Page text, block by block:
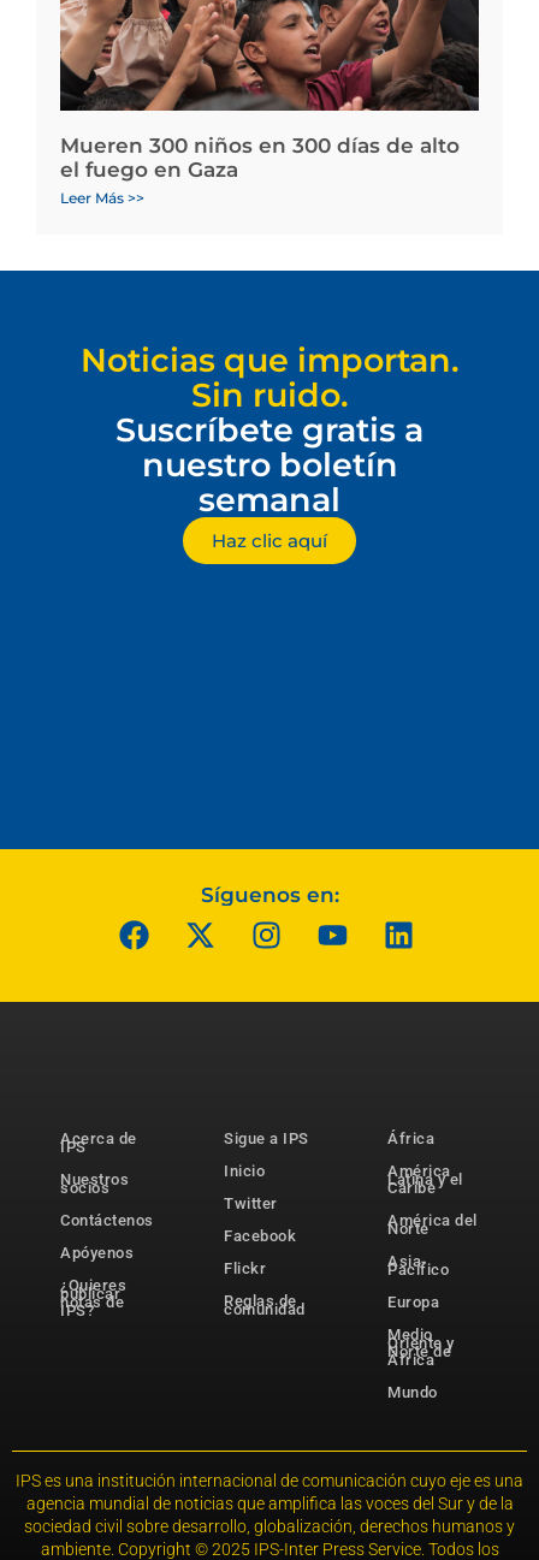
Mueren 300 niños en 300 días de alto
el fuego en Gaza
Leer Más >>
Noticias que importan.
Sin ruido.
Suscríbete gratis a
nuestro boletín
semanal
Haz clic aquí
Síguenos en:
Acerca de
IPS
Nuestros
socios
Contáctenos
Apóyenos
¿Quieres
publicar
notas de
IPS?
Sigue a IPS
Inicio
Twitter
Facebook
Flickr
Reglas de
comunidad
África
América
Latina y el
Caribe
América del
Norte
Asia-
Pacífico
Europa
Medio
Oriente y
Norte de
África
Mundo
IPS es una institución internacional de comunicación cuyo eje es una
agencia mundial de noticias que amplifica las voces del Sur y de la
sociedad civil sobre desarrollo, globalización, derechos humanos y
ambiente. Copyright © 2025 IPS-Inter Press Service. Todos los